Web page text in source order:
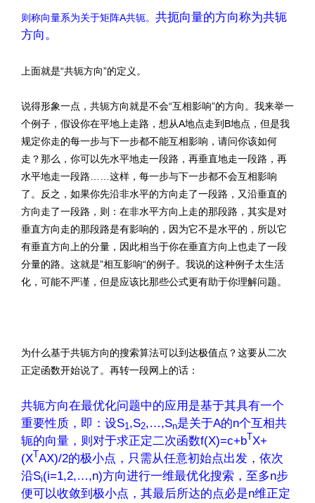
则称向量系为关于矩阵A共轭。 共扼向量的方向称为共轭
方向。
上面就是“共轭方向”的定义。
说得形象一点，共轭方向就是不会“互相影响”的方向。我来举一
个例子，假设你在平地上走路，想从A地点走到B地点，但是我
规定你走的每一步与下一步都不能互相影响，请问你该如何
走？那么，你可以先水平地走一段路，再垂直地走一段路，再
水平地走一段路……这样，每一步与下一步都不会互相影响
了。反之，如果你先沿非水平的方向走了一段路，又沿垂直的
方向走了一段路，则：在非水平方向上走的那段路，其实是对
垂直方向走的那段路是有影响的，因为它不是水平的，所以它
有垂直方向上的分量，因此相当于你在垂直方向上也走了一段
分量的路。这就是”相互影响“的例子。我说的这种例子太生活
化，可能不严谨，但是应该比那些公式更有助于你理解问题。
为什么基于共轭方向的搜索算法可以到达极值点？这要从二次
正定函数开始说了。再转一段网上的话：
共轭方向在最优化问题中的应用是基于其具有一个
重要性质，即：设S1 ,S2,…,Sn是关于A的n个互相共
轭的向量，则对于求正定二次函数f(X)=c+bTX+
(XTAX)/2的极小点，只需从任意初始点出发，依次
沿Si(i=1,2,…,n)方向进行一维最优化搜索，至多n步
便可以收敛到极小点，其最后所达的点必是n维正定